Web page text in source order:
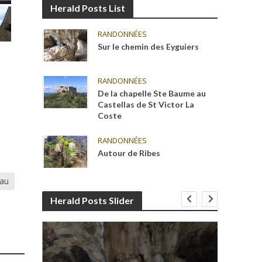
Herald Posts List
RANDONNÉES
Sur le chemin des Eyguiers
RANDONNÉES
De la chapelle Ste Baume au
Castellas de St Victor La
Coste
RANDONNÉES
Autour de Ribes
Herald Posts Slider